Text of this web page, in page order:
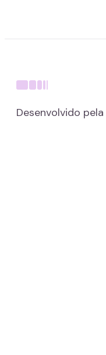
Desenvolvido pela